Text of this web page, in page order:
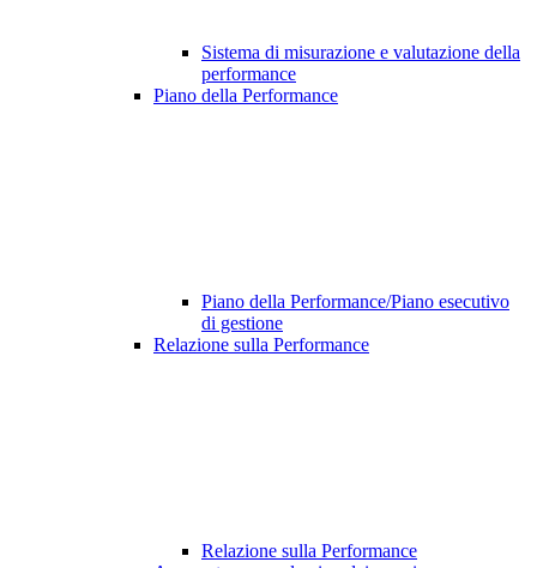
Sistema di misurazione e valutazione della
performance
Piano della Performance
Piano della Performance/Piano esecutivo
di gestione
Relazione sulla Performance
Relazione sulla Performance